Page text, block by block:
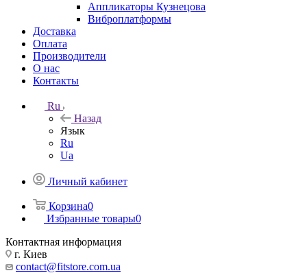
Аппликаторы Кузнецова
Виброплатформы
Доставка
Оплата
Производители
О нас
Контакты
Ru
Назад
Язык
Ru
Ua
Личный кабинет
Корзина0
Избранные товары0
Контактная информация
г. Киев
contact@fitstore.com.ua